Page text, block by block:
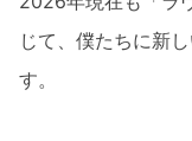
じて、僕たちに新
す。